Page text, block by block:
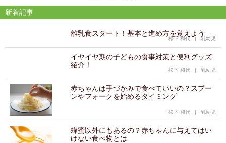
新着記事
離乳食スタート！基本と進め方を覚えよう
松下 和代 | 乳幼児
イヤイヤ期の子どもの食事対策と便利グッズ
紹介！
松下 和代 | 乳幼児
赤ちゃんは手づかみで食べていいの？スプー
ンやフォークを始めるタイミング
松下 和代 | 乳幼児
蜂蜜以外にもあるの？赤ちゃんに与えてはい
けない食べ物とは